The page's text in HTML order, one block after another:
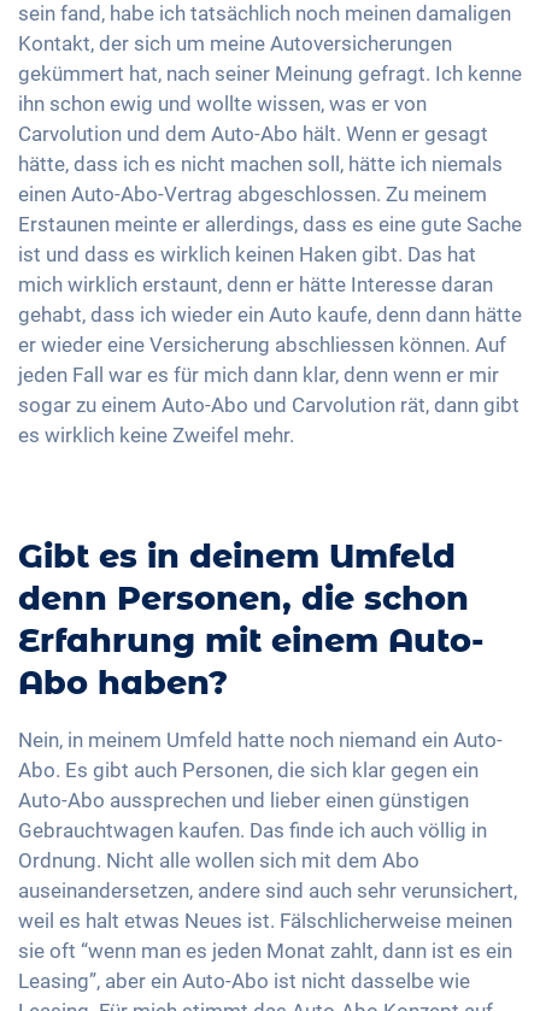
sein fand, habe ich tatsächlich noch meinen damaligen
Kontakt, der sich um meine Autoversicherungen
gekümmert hat, nach seiner Meinung gefragt. Ich kenne
ihn schon ewig und wollte wissen, was er von
Carvolution und dem Auto-Abo hält. Wenn er gesagt
hätte, dass ich es nicht machen soll, hätte ich niemals
einen Auto-Abo-Vertrag abgeschlossen. Zu meinem
Erstaunen meinte er allerdings, dass es eine gute Sache
ist und dass es wirklich keinen Haken gibt. Das hat
mich wirklich erstaunt, denn er hätte Interesse daran
gehabt, dass ich wieder ein Auto kaufe, denn dann hätte
er wieder eine Versicherung abschliessen können. Auf
jeden Fall war es für mich dann klar, denn wenn er mir
sogar zu einem Auto-Abo und Carvolution rät, dann gibt
es wirklich keine Zweifel mehr.
Gibt es in deinem Umfeld
denn Personen, die schon
Erfahrung mit einem Auto-
Abo haben?
Nein, in meinem Umfeld hatte noch niemand ein Auto-
Abo. Es gibt auch Personen, die sich klar gegen ein
Auto-Abo aussprechen und lieber einen günstigen
Gebrauchtwagen kaufen. Das finde ich auch völlig in
Ordnung. Nicht alle wollen sich mit dem Abo
auseinandersetzen, andere sind auch sehr verunsichert,
weil es halt etwas Neues ist. Fälschlicherweise meinen
sie oft “wenn man es jeden Monat zahlt, dann ist es ein
Leasing”, aber ein Auto-Abo ist nicht dasselbe wie